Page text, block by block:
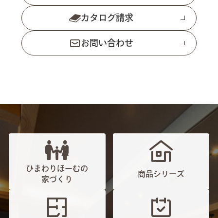
カタログ請求
お問い合わせ
ひまわりほーむの
家づくり
商品シリーズ